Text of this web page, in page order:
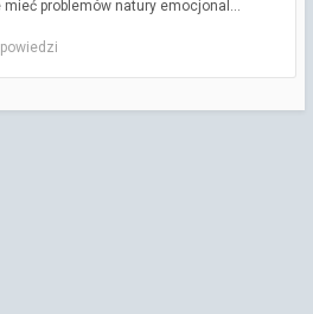
problemów natury emocjonal...